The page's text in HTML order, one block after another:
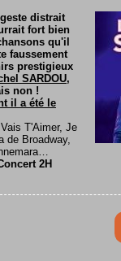
distrait
fort bien
qu'il
faussement
prestigieux
SARDOU,
non !
il a été le
T'Aimer, Je
de Broadway,
2H